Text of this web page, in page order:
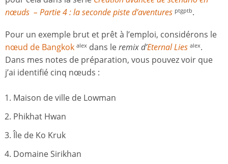
nœuds – Partie 4 :la seconde piste d’aventures ptgptb.
Pour un exemple brut et prêt à l’emploi, considérons le
nœud de Bangkok alex dans leremix d’Eternal Lies alex.
Dans mes notes de préparation, vous pouvez voir que
j’ai identifié cinq nœuds :
Maison de ville de Lowman
Phikhat Hwan
Île de Ko Kruk
Domaine Sirikhan